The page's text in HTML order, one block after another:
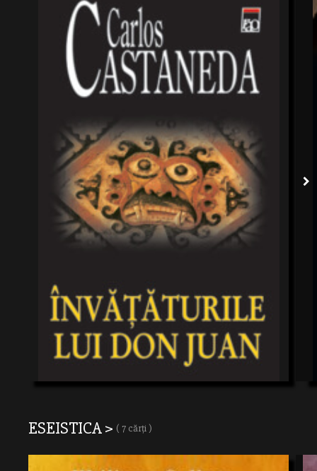
ESEISTICA > ( 7 cărți )